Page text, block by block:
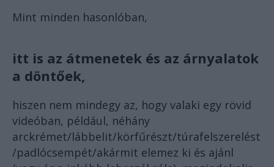
Mint minden hasonlóban,
itt is az átmenetek és az árnyalatok
a döntőek,
hiszen nem mindegy az, hogy valaki egy rövid
videóban, például, néhány
arckrémet/lábbelit/körfűrészt/túrafelszerelést
/padlócsempét/akármit elemez ki és ajánl